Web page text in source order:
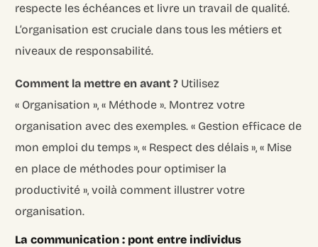
respecte les échéances et livre un travail de qualité.
L’organisation est cruciale dans tous les métiers et
niveaux de responsabilité.
Comment la mettre en avant ? Utilisez
« Organisation », « Méthode ». Montrez votre
organisation avec des exemples. « Gestion efficace de
mon emploi du temps », « Respect des délais », « Mise
en place de méthodes pour optimiser la
productivité », voilà comment illustrer votre
organisation.
La communication : pont entre individus